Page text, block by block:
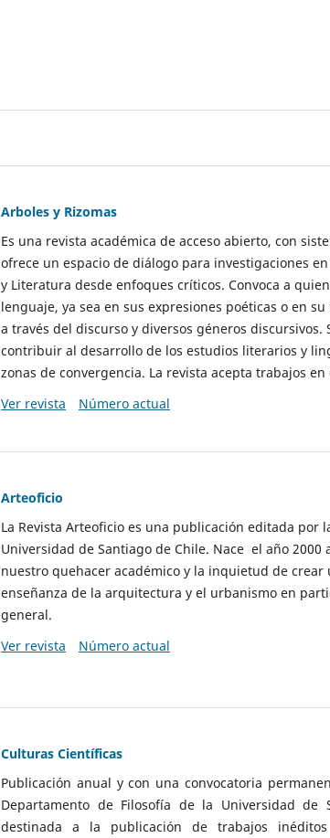
Arboles y Rizomas
Es una revista académica de acceso abierto, con
ofrece un espacio de diálogo para investigaciones
y Literatura desde enfoques críticos. Convoca a
lenguaje, ya sea en sus expresiones poéticas o en
a través del discurso y diversos géneros
contribuir al desarrollo de los estudios literarios y
zonas de convergencia. La revista acepta trabajos
Ver revista
Número actual
Arteoficio
La Revista Arteoficio es una publicación editada por
Universidad de Santiago de Chile. Nace el año
nuestro quehacer académico y la inquietud de
enseñanza de la arquitectura y el urbanismo en
general.
Ver revista
Número actual
Culturas Científicas
Publicación anual y con una convocatoria
Departamento de Filosofía de la Universidad de
destinada a la publicación de trabajos